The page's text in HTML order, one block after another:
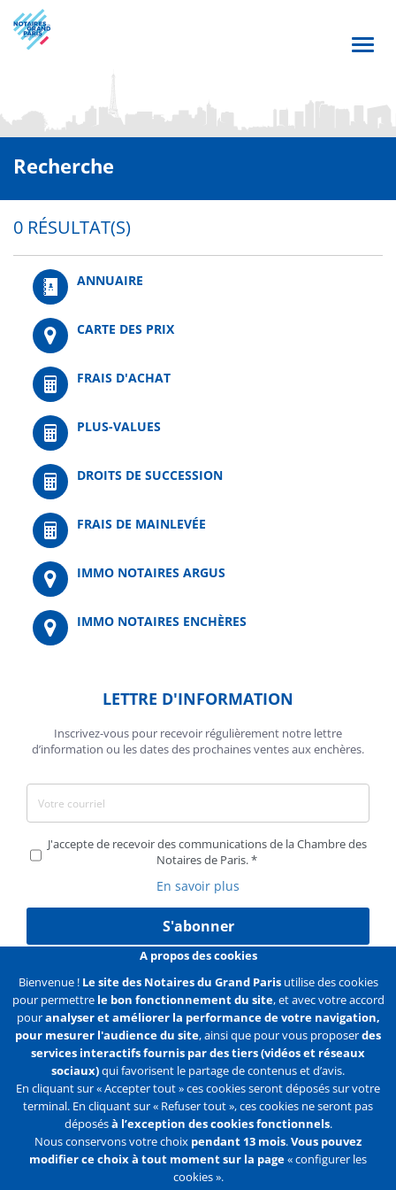
Aller
au
contenu
Recherche
0 RÉSULTAT(S)
ANNUAIRE
CARTE DES PRIX
FRAIS D'ACHAT
PLUS-VALUES
DROITS DE SUCCESSION
FRAIS DE MAINLEVÉE
IMMO NOTAIRES ARGUS
IMMO NOTAIRES ENCHÈRES
LETTRE D'INFORMATION
Inscrivez-vous pour recevoir régulièrement notre lettre
d’information ou les dates des prochaines ventes aux enchères.
J'accepte de recevoir des communications de la Chambre des
Notaires de Paris.
En savoir plus
S'abonner
Liens Mentions légales Données personnelles
Politique des cookies Configurer les cookies
Liens
2e
ligne
Accueil Contact Plan du site
Flux
FacebookYoutube
A propos des cookies
Bienvenue ! Le site des Notaires du Grand Parisutilise des cookies
pour permettre le bon fonctionnement du site, et avec votre accord
pouranalyser et améliorer la performance de votre navigation,
pour mesurer l'audience du site, ainsi que pour vous proposerdes
services interactifs fournis par des tiers (vidéos et réseaux
sociaux)qui favorisent le partage de contenus et d’avis.
En cliquant sur « Accepter tout » ces cookies seront déposés sur votre
terminal. En cliquant sur « Refuser tout », ces cookies ne seront pas
déposésà l’exception des cookies fonctionnels.
Nous conservons votre choix pendant 13 mois.Vous pouvez
modifier ce choix à tout moment sur la page« configurer les
cookies ».